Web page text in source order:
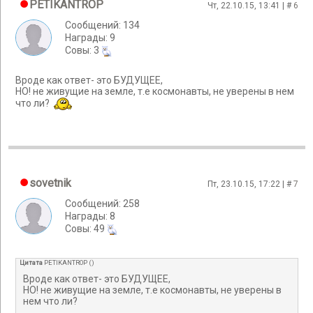
PETIKANTROP Чт, 22.10.15, 13:41 | # 6
Сообщений: 134
Награды: 9
Cовы: 3
Вроде как ответ- это БУДУЩЕЕ,
НО! не живущие на земле, т.е космонавты, не уверены в нем
что ли?
sovetnik Пт, 23.10.15, 17:22 | #7
Сообщений: 258
Награды: 8
Cовы: 49
Цитата PETIKANTROP ()
Вроде как ответ- это БУДУЩЕЕ,
НО! не живущие на земле, т.е космонавты, не уверены в
нем что ли?